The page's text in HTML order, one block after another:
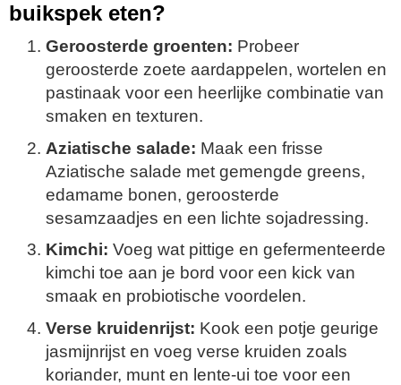
buikspek eten?
Geroosterde groenten: Probeer
geroosterde zoete aardappelen, wortelen en
pastinaak voor een heerlijke combinatie van
smaken en texturen.
Aziatische salade: Maak een frisse
Aziatische salade met gemengde greens,
edamame bonen, geroosterde
sesamzaadjes en een lichte sojadressing.
Kimchi: Voeg wat pittige en gefermenteerde
kimchi toe aan je bord voor een kick van
smaak en probiotische voordelen.
Verse kruidenrijst: Kook een potje geurige
jasmijnrijst en voeg verse kruiden zoals
koriander, munt en lente-ui toe voor een